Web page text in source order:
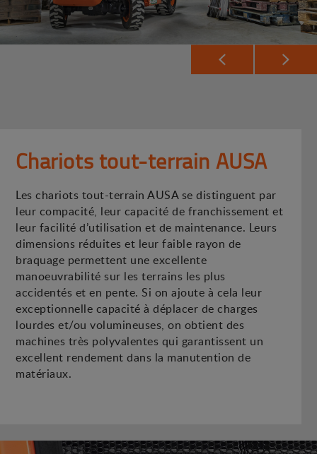
Chariots tout-terrain AUSA
Les chariots tout-terrain AUSA se distinguent par
leur compacité, leur capacité de franchissement et
leur facilité d’utilisation et de maintenance. Leurs
dimensions réduites et leur faible rayon de
braquage permettent une excellente
manoeuvrabilité sur les terrains les plus
accidentés et en pente. Si on ajoute à cela leur
exceptionnelle capacité à déplacer de charges
lourdes et/ou volumineuses, on obtient des
machines très polyvalentes qui garantissent un
excellent rendement dans la manutention de
matériaux.